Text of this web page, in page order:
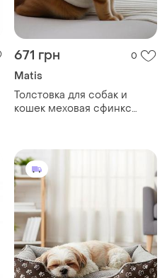
671 грн 0
Matis
Толстовка для собак и
кошек меховая сфинкс